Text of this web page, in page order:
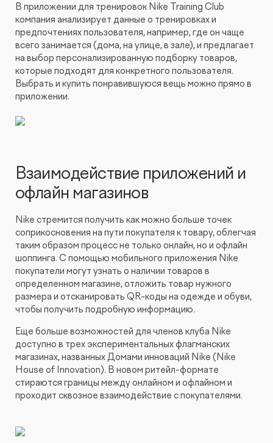
В приложении для тренировок Nike Training Club
компания анализирует данные о тренировках и
предпочтениях пользователя, например, где он чаще
всего занимается (дома, на улице, в зале), и предлагает
на выбор персонализированную подборку товаров,
которые подходят для конкретного пользователя.
Выбрать и купить понравившуюся вещь можно прямо в
приложении.
Взаимодействие приложений и
офлайн магазинов
Nike стремится получить как можно больше точек
соприкосновения на пути покупателя к товару, облегчая
таким образом процесс не только онлайн, но и офлайн
шоппинга. С помощью мобильного приложения Nike
покупатели могут узнать о наличии товаров в
определенном магазине, отложить товар нужного
размера и отсканировать QR-коды на одежде и обуви,
чтобы получить подробную информацию.
Еще больше возможностей для членов клуба Nike
доступно в трех экспериментальных флагманских
магазинах, названных Домами инноваций Nike (Nike
House of Innovation). В новом ритейл-формате
стираются границы между онлайном и офлайном и
проходит сквозное взаимодействие с покупателями.